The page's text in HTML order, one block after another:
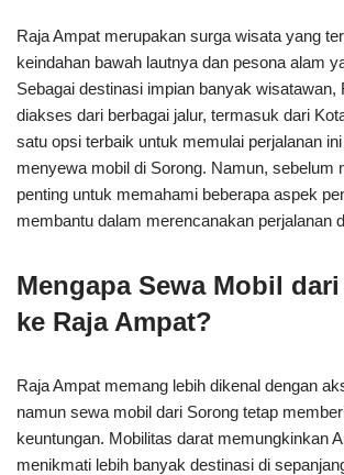
Raja Ampat merupakan surga wisata yang
keindahan bawah lautnya dan pesona alam
Sebagai destinasi impian banyak wisatawan,
diakses dari berbagai jalur, termasuk dari
satu opsi terbaik untuk memulai perjalanan
menyewa mobil di Sorong. Namun, sebelum
penting untuk memahami beberapa aspek
membantu dalam merencanakan perjalanan
Mengapa Sewa Mobil
ke Raja Ampat?
Raja Ampat memang lebih dikenal dengan
namun sewa mobil dari Sorong tetap
keuntungan. Mobilitas darat memungkinkan
menikmati lebih banyak destinasi di